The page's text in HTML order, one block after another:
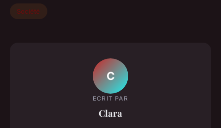
Société
C
ECRIT PAR
Clara